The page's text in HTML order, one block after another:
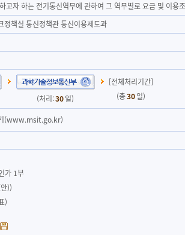
고자 하는 전기통신역무에 관하여 그 역무별로 요금 및 이
정책실 통신정책관 통신이용제도과
(처리:30일)
[전체처리기간]
(총30일)
기(www.msit.go.kr)
가 1부
))
)